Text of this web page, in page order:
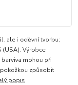
ale i oděvní tvorbu;
(USA). Výrobce
mohou při
způsobit
popis